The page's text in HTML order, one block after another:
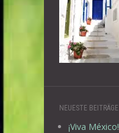
NEUESTE BEITRÄGE
¡Viva México!